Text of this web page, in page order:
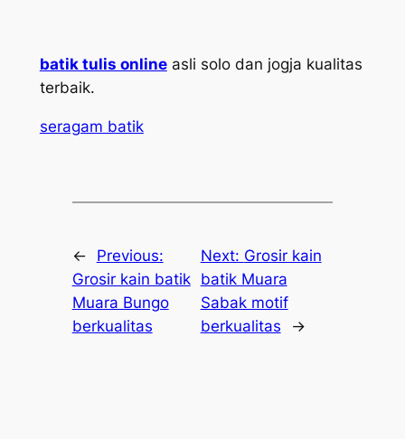
batik tulis onlineasli solo dan jogja kualitas
terbaik.
seragam batik
←
Previous:
Grosir kain batik
Muara Bungo
berkualitas
Next: Grosir kain
batik Muara
Sabak motif
berkualitas
→